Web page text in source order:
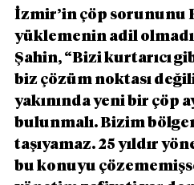
İzmir’in çöp sorununu
yüklemenin adil
Şahin, “Bizi kurtarıcı
biz çözüm noktası
yakınında yeni bir çöp
bulunmalı. Bizim
taşıyamaz. 25 yıldır
bu konuyu